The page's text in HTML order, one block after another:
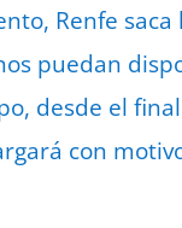
Renfe
puedan
desde el
con